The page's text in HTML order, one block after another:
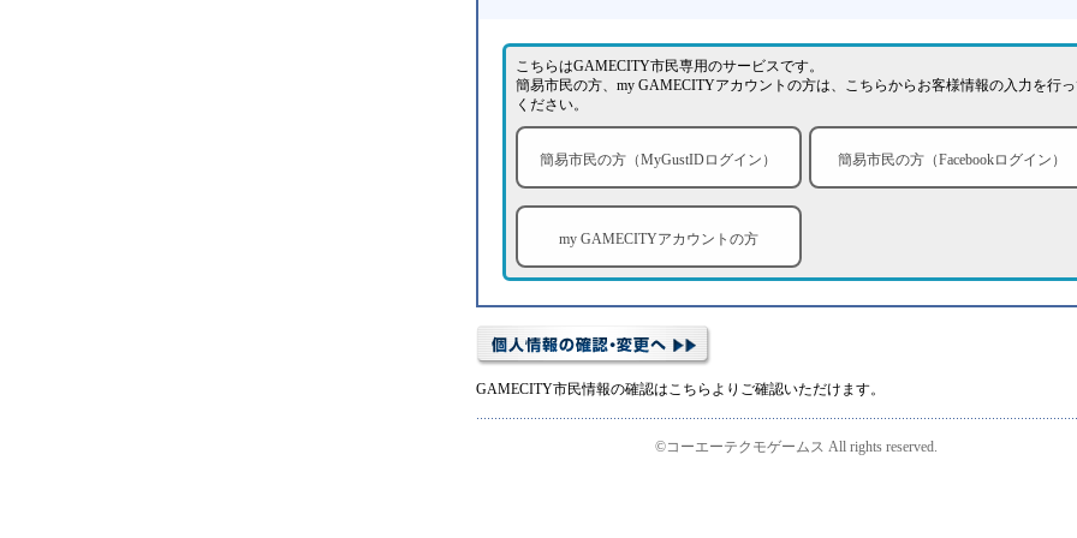
こちらはGAMECITY市民専用のサービスです。
簡易市民の方、my GAMECITYアカウントの方は、こちらからお客様情報の入力を行
ください。
簡易市民の方（MyGustIDログイン） 簡易市民の方（Facebookログイン）
my GAMECITYアカウントの方
GAMECITY市民情報の確認はこちらよりご確認いただけます。
©コーエーテクモゲームス All rights reserved.